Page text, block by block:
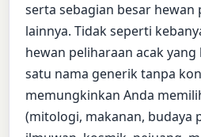
serta sebagian besar hewan
lainnya. Tidak seperti
hewan peliharaan acak
satu nama generik tanpa
memungkinkan Anda
(mitologi, makanan, budaya